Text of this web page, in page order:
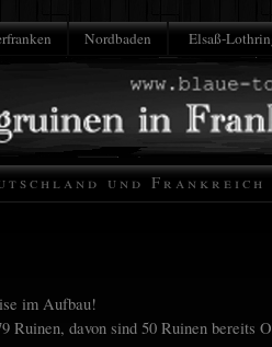
Nordbaden Elsaß-
und
im Aufbau!
Ruinen, davon sind 50 Ruinen bereits